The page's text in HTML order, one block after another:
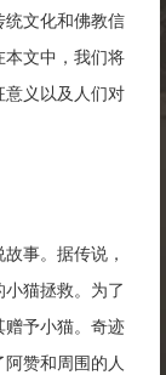
统文化和佛教信
本文中，我们将
意义以及人们对
事。据传说，
猫拯救。为了
赠予小猫。奇迹
赞和周围的人